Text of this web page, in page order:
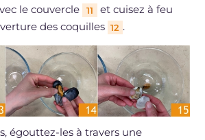
le couvercle 11
et cuisez à feu
des coquilles 12 .
égouttez-les à travers une